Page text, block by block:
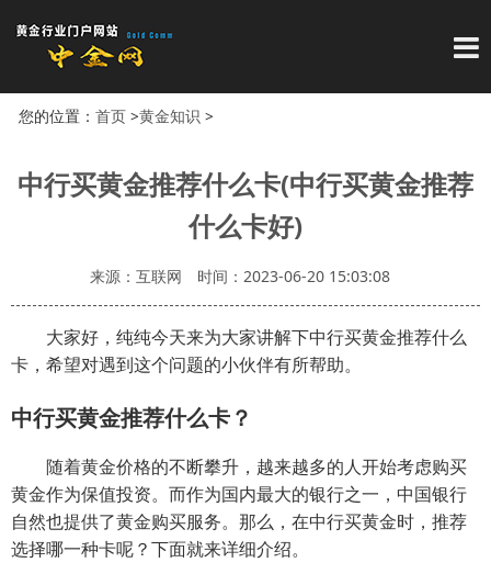
导
您的位置： 首页>黄金知识 >
中行买黄金推荐什么卡(中行买黄金推荐
什么卡好)
来源：互联网 时间：2023-06-20 15:03:08
大家好，纯纯今天来为大家讲解下中行买黄金推荐什么
卡，希望对遇到这个问题的小伙伴有所帮助。
中行买黄金推荐什么卡？
随着黄金价格的不断攀升，越来越多的人开始考虑购买
黄金作为保值投资。而作为国内最大的银行之一，中国银行
自然也提供了黄金购买服务。那么，在中行买黄金时，推荐
选择哪一种卡呢？下面就来详细介绍。